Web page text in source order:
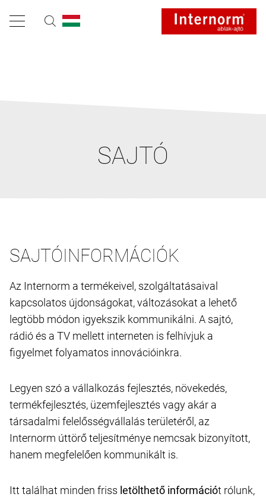
SAJTÓ
SAJTÓINFORMÁCIÓK
Az Internorm a termékeivel, szolgáltatásaival
kapcsolatos újdonságokat, változásokat a lehető
legtöbb módon igyekszik kommunikálni. A sajtó,
rádió és a TV mellett interneten is felhívjuk a
figyelmet folyamatos innovációinkra.
Legyen szó a vállalkozás fejlesztés, növekedés,
termékfejlesztés, üzemfejlesztés vagy akár a
társadalmi felelősségvállalás területéről, az
Internorm úttörő teljesítménye nemcsak bizonyított,
hanem megfelelően kommunikált is.
Itt találhat minden friss letölthető információt rólunk,